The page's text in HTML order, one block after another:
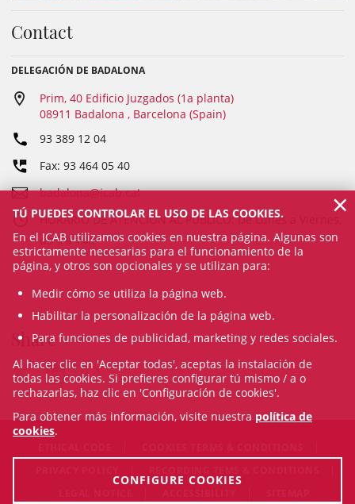
Contact
DELEGACIÓN DE BADALONA
Prim, 40 Edificio Juzgados (1a planta)
08911 Badalona , Barcelona (Spain)
93 389 12 04
Fax: 93 464 05 40
badalona@icab.cat
HORARIO DE ATENCIÓN AL PÚBLICO: De Lunes a Viernes,
de 9 a 14h
Share
TÚ PUEDES CONTROLAR EL USO DE LAS COOKIES.
En el ICAB utilizamos cookies en nuestra página. Algunas son
estrictamente necesarias para el funcionamiento de la
página, y otros son opcionales y se utilizan para:
Medir cómo se utiliza la página web.
Habilitar la personalización de la página web.
Para funciones de publicidad, marketing y redes sociales.
Al hacer clic en 'Aceptar todas', aceptas la instalación de
todas las cookies. Si prefieres configurar tú mismo / a o
rechazarlas, haz clic en 'Configuración de cookies'.
Para obtener más información, visite nuestra política de
cookies.
CONFIGURE COOKIES
×